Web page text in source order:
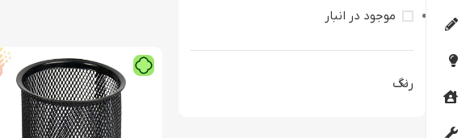
موجود در انبار
رنگ